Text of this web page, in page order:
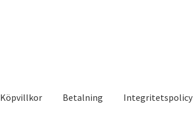
Köpvillkor Betalning Integritetspolicy